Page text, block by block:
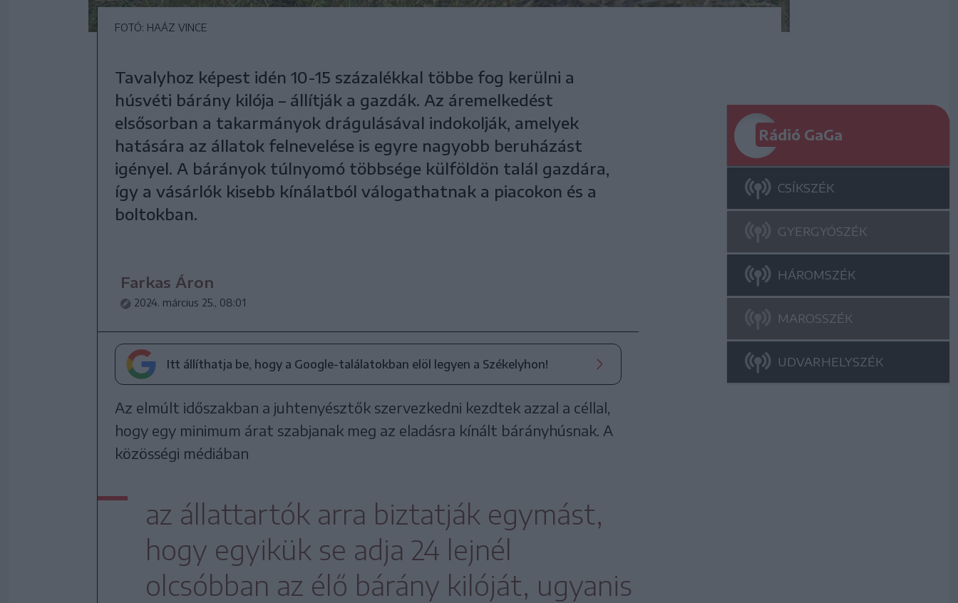
FOTÓ: HAÁZ VINCE
Tavalyhoz képest idén 10-15 százalékkal többe fog kerülni a
húsvéti bárány kilója – állítják a gazdák. Az áremelkedést
elsősorban a takarmányok drágulásával indokolják, amelyek
hatására az állatok felnevelése is egyre nagyobb beruházást
igényel. A bárányok túlnyomó többsége külföldön talál gazdára,
így a vásárlók kisebb kínálatból válogathatnak a piacokon és a
boltokban.
Farkas Áron
2024. március 25., 08:01
Itt állíthatja be, hogy a Google-találatokban elöl legyen a Székelyhon!
Az elmúlt időszakban a juhtenyésztők szervezkedni kezdtek azzal a céllal,
hogy egy minimum árat szabjanak meg az eladásra kínált bárányhúsnak. A
közösségi médiában
az állattartók arra biztatják egymást,
hogy egyikük se adja 24 lejnél
olcsóbban az élő bárány kilóját, ugyanis
Rádió GaGa
CSÍKSZÉK
GYERGYÓSZÉK
HÁROMSZÉK
MAROSSZÉK
UDVARHELYSZÉK